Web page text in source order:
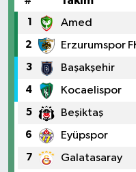
1 Amed
2 Erzurumspor
3 Başakşehir
4 Kocaelispor
5 Beşiktaş
6 Eyüpspor
7 Galatasaray